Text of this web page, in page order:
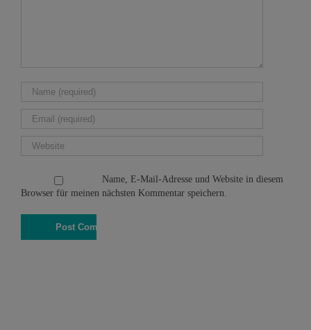
Name, E-Mail-Adresse und Website in diesem
Browser für meinen nächsten Kommentar speichern.